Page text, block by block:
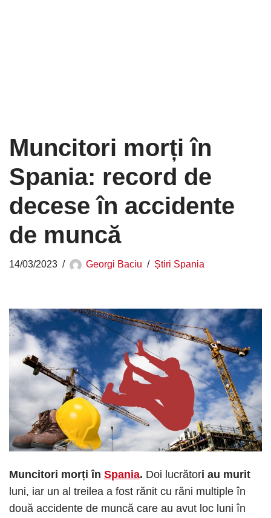
Muncitori morți în
Spania: record de
decese în accidente
de muncă
14/03/2023 Georgi Baciu Știri Spania
Muncitori morți în Spania. Doi lucrători au murit
luni, iar un al treilea a fost rănit cu răni multiple în
două accidente de muncă care au avut loc luni în